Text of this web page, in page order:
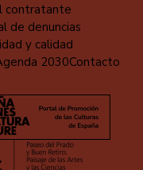
contratante
de denuncias
y calidad
2030Contacto